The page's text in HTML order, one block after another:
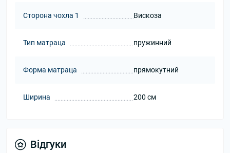
Сторона чохла 1 Вискоза
Тип матраца пружинний
Форма матраца прямокутний
Ширина 200 см
Відгуки